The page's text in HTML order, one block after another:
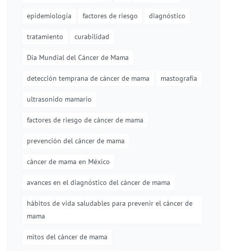
epidemiología factores de riesgo diagnóstico
tratamiento curabilidad
Día Mundial del Cáncer de Mama
detección temprana de cáncer de mama mastografía
ultrasonido mamario
factores de riesgo de cáncer de mama
prevención del cáncer de mama
cáncer de mama en México
avances en el diagnóstico del cáncer de mama
hábitos de vida saludables para prevenir el cáncer de
mama
mitos del cáncer de mama